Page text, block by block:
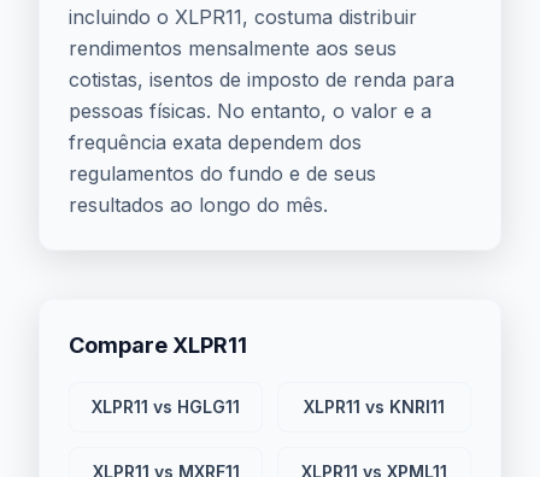
incluindo o XLPR11, costuma distribuir
rendimentos mensalmente aos seus
cotistas, isentos de imposto de renda para
pessoas físicas. No entanto, o valor e a
frequência exata dependem dos
regulamentos do fundo e de seus
resultados ao longo do mês.
Compare XLPR11
XLPR11 vs HGLG11 XLPR11 vs KNRI11
XLPR11 vs MXRF11 XLPR11 vs XPML11